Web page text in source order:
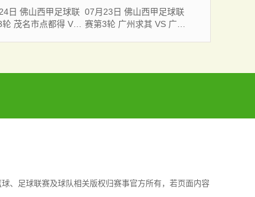
日 佛山西甲足球联
茂名市点都得 VS
07月23日 佛山西甲足球联
赛第3轮 广州求其 VS 广东
、足球联赛及球队相关版权归赛事官方所有，若页面内容